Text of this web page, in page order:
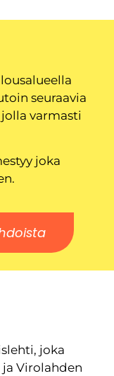
seuraavia
varmasti
joka
joka
Virolahden